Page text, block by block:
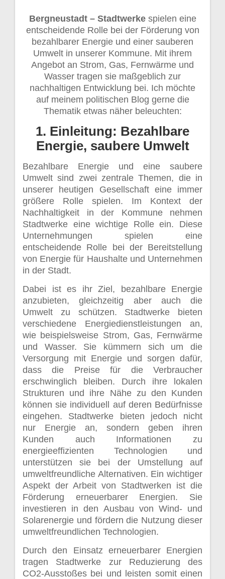
Bergneustadt – Stadtwerkespielen eine
entscheidende Rolle bei der Förderung von
bezahlbarer Energie und einer sauberen
Umwelt in unserer Kommune. Mit ihrem
Angebot an Strom, Gas, Fernwärme und
Wasser tragen sie maßgeblich zur
nachhaltigen Entwicklung bei. Ich möchte
auf meinem politischen Blog gerne die
Thematik etwas näher beleuchten:
1. Einleitung: Bezahlbare
Energie, saubere Umwelt
Bezahlbare Energie und eine saubere
Umwelt sind zwei zentrale Themen, die in
unserer heutigen Gesellschaft eine immer
größere Rolle spielen. Im Kontext der
Nachhaltigkeit in der Kommune nehmen
Stadtwerke eine wichtige Rolle ein. Diese
Unternehmungen spielen eine
entscheidende Rolle bei der Bereitstellung
von Energie für Haushalte und Unternehmen
in der Stadt.
Dabei ist es ihr Ziel, bezahlbare Energie
anzubieten, gleichzeitig aber auch die
Umwelt zu schützen. Stadtwerke bieten
verschiedene Energiedienstleistungen an,
wie beispielsweise Strom, Gas, Fernwärme
und Wasser. Sie kümmern sich um die
Versorgung mit Energie und sorgen dafür,
dass die Preise für die Verbraucher
erschwinglich bleiben. Durch ihre lokalen
Strukturen und ihre Nähe zu den Kunden
können sie individuell auf deren Bedürfnisse
eingehen. Stadtwerke bieten jedoch nicht
nur Energie an, sondern geben ihren
Kunden auch Informationen zu
energieeffizienten Technologien und
unterstützen sie bei der Umstellung auf
umweltfreundliche Alternativen. Ein wichtiger
Aspekt der Arbeit von Stadtwerken ist die
Förderung erneuerbarer Energien. Sie
investieren in den Ausbau von Wind- und
Solarenergie und fördern die Nutzung dieser
umweltfreundlichen Technologien.
Durch den Einsatz erneuerbarer Energien
tragen Stadtwerke zur Reduzierung des
CO2-Ausstoßes bei und leisten somit einen